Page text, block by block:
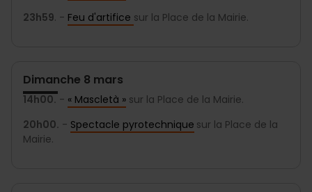
23h59. - Feu d'artifice sur la Place de la Mairie.
Dimanche 8 mars
14h00. - « Mascletà » sur la Place de la Mairie.
20h00. - Spectacle pyrotechnique sur la Place de la
Mairie.